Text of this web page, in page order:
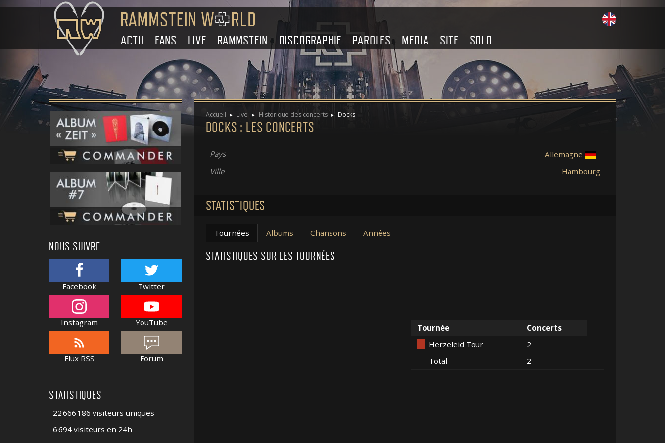
ACTU FANS LIVE RAMMSTEIN DISCOGRAPHIE PAROLES MEDIA SITE SOLO
Accueil Live Historique des concerts Docks
DOCKS : LES CONCERTS
Pays
Allemagne
Ville
Hambourg
STATISTIQUES
Tournées Albums Chansons Années
STATISTIQUES SUR LES TOURNÉES
Tournée
Concerts
Herzeleid Tour
2
Total
2
NOUS SUIVRE
Facebook Twitter
Instagram YouTube
Flux RSS Forum
STATISTIQUES
22 666 186 visiteurs uniques
6 694 visiteurs en 24h